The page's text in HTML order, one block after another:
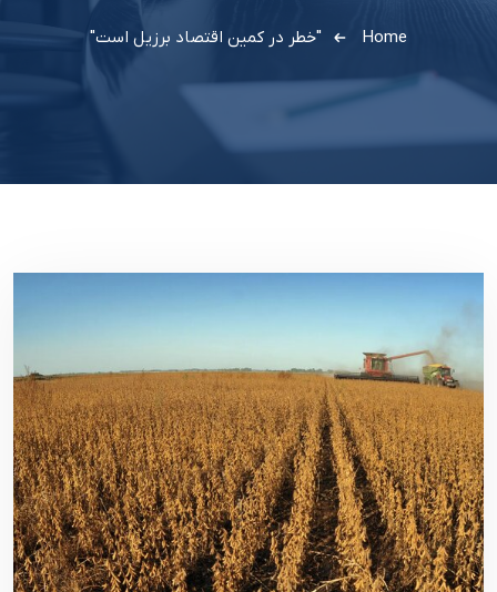
Home "خطر در کمین اقتصاد برزیل است"